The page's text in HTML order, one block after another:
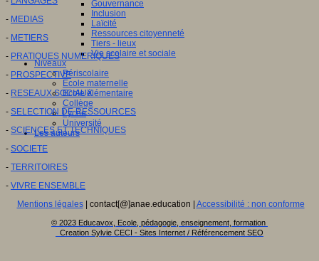
Gouvernance
Inclusion
Laïcité
Ressources citoyenneté
Tiers - lieux
Vie scolaire et sociale
Niveaux
Périscolaire
Ecole maternelle
Ecole élémentaire
Collège
Lycée
Université
Les auteurs
- MEDIAS
- METIERS
- PRATIQUES NUMERIQUES
- PROSPECTIVE
- RESEAUX SOCIAUX
- SELECTION DE RESSOURCES
- SCIENCES ET TECHNIQUES
- SOCIETE
- TERRITOIRES
- VIVRE ENSEMBLE
Mentions légales| contact[@]anae.education | Accessibilité : non conforme
© 2023 Educavox, Ecole, pédagogie, enseignement, formation
Creation Sylvie CECI - Sites Internet / Référencement SEO